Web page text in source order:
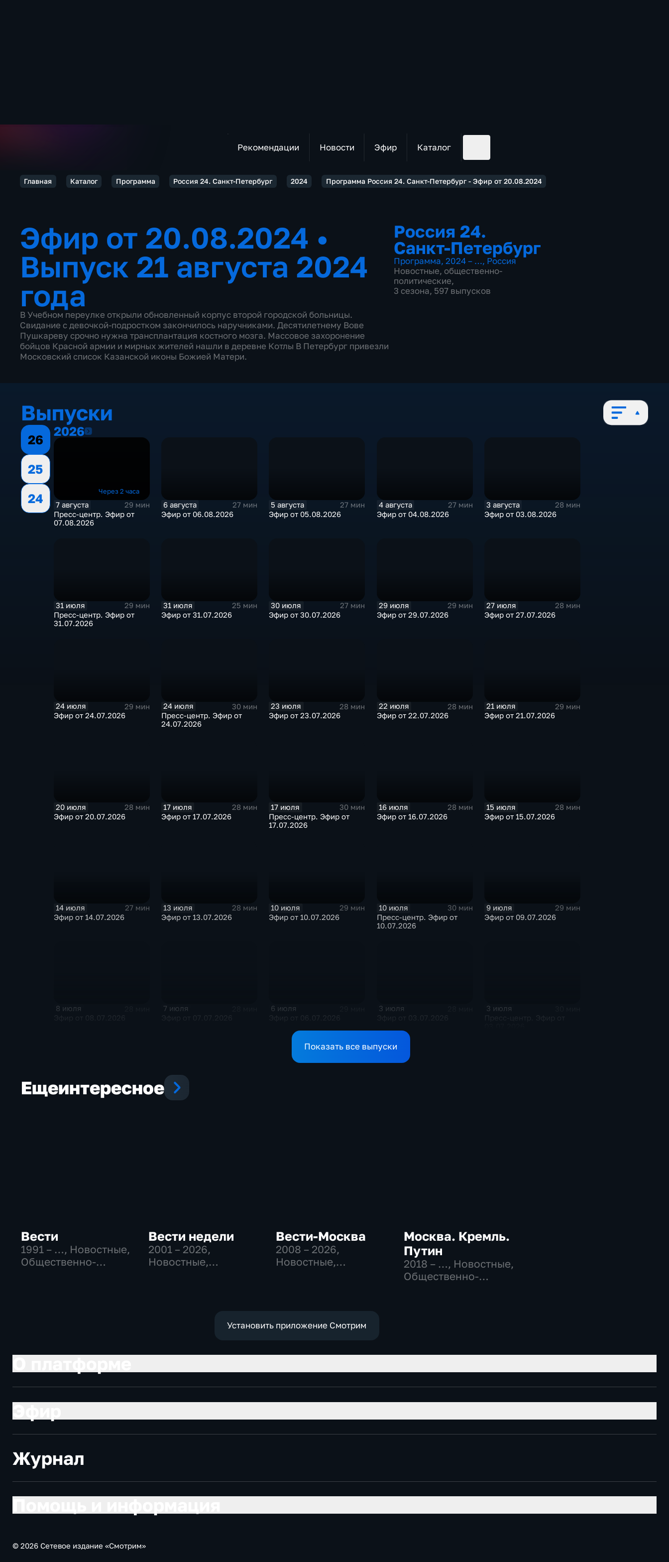
Рекомендации Новости Эфир Каталог
Главная Каталог Программа Россия 24. Санкт-Петербург 2024 Программа Россия 24. Санкт-Петербург - Эфир от 20.08.2024
Эфир от 20.08.2024 •
Выпуск 21 августа 2024
года
В Учебном переулке открыли обновленный корпус второй городской больницы.
Свидание с девочкой-подростком закончилось наручниками. Десятилетнему Вове
Пушкареву срочно нужна трансплантация костного мозга. Массовое захоронение
бойцов Красной армии и мирных жителей нашли в деревне Котлы В Петербург привезли
Московский список Казанской иконы Божией Матери.
Россия 24.
Санкт-Петербург
Программа, 2024 – …, Россия
Новостные, общественно-
политические,
3 сезона, 597 выпусков
Выпуски
26
25
24
20262026
Через 2 часа
7 августа
29 мин
Пресс-центр. Эфир от
07.08.2026
6 августа
27 мин
Эфир от 06.08.2026
5 августа
27 мин
Эфир от 05.08.2026
4 августа
27 мин
Эфир от 04.08.2026
3 августа
28 мин
Эфир от 03.08.2026
31 июля
29 мин
Пресс-центр. Эфир от
31.07.2026
31 июля
25 мин
Эфир от 31.07.2026
30 июля
27 мин
Эфир от 30.07.2026
29 июля
29 мин
Эфир от 29.07.2026
27 июля
28 мин
Эфир от 27.07.2026
24 июля
29 мин
Эфир от 24.07.2026
24 июля
30 мин
Пресс-центр. Эфир от
24.07.2026
23 июля
28 мин
Эфир от 23.07.2026
22 июля
28 мин
Эфир от 22.07.2026
21 июля
29 мин
Эфир от 21.07.2026
20 июля
28 мин
Эфир от 20.07.2026
17 июля
28 мин
Эфир от 17.07.2026
17 июля
30 мин
Пресс-центр. Эфир от
17.07.2026
16 июля
28 мин
Эфир от 16.07.2026
15 июля
28 мин
Эфир от 15.07.2026
14 июля
27 мин
Эфир от 14.07.2026
13 июля
28 мин
Эфир от 13.07.2026
10 июля
29 мин
Эфир от 10.07.2026
10 июля
30 мин
Пресс-центр. Эфир от
10.07.2026
9 июля
29 мин
Эфир от 09.07.2026
8 июля 7 июля 6 июля 3 июля 3 июля
Показать все выпуски
Ещеинтересное
Вести
1991 – …, Новостные,
Общественно-
Вести недели
2001 – 2026,
Новостные,
Вести-Москва
2008 – 2026,
Новостные,
Москва. Кремль.
Путин
2018 – …, Новостные,
Общественно-
Установить приложение Смотрим
Журнал
© 2026 Сетевое издание «Смотрим»